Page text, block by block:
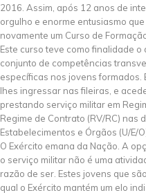
2016. Assim, após 12 anos de
orgulho e enorme entusiasmo
novamente um Curso de
Este curso teve como finalidade
conjunto de competências
específicas nos jovens
lhes ingressar nas fileiras, e
prestando serviço militar em
Regime de Contrato (RV/RC) nas
Estabelecimentos e Órgãos (U/E/
O Exército emana da Nação. A
o serviço militar não é uma
razão de ser. Estes jovens que
qual o Exército mantém um elo